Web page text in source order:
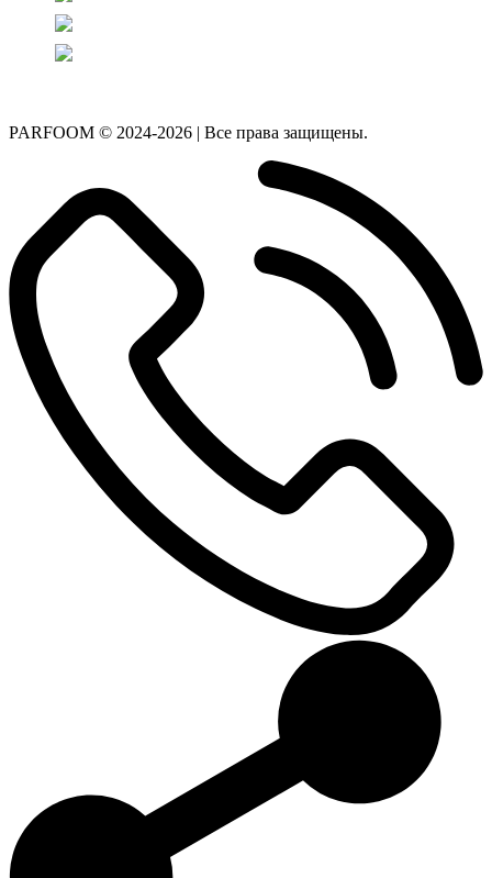
PARFOOM © 2024-2026 | Все права защищены.